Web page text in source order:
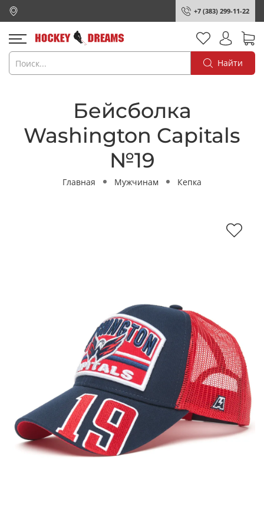
+7 (383) 299-11-22
Найти
Бейсболка
Washington Capitals
№19
Главная Мужчинам Кепка